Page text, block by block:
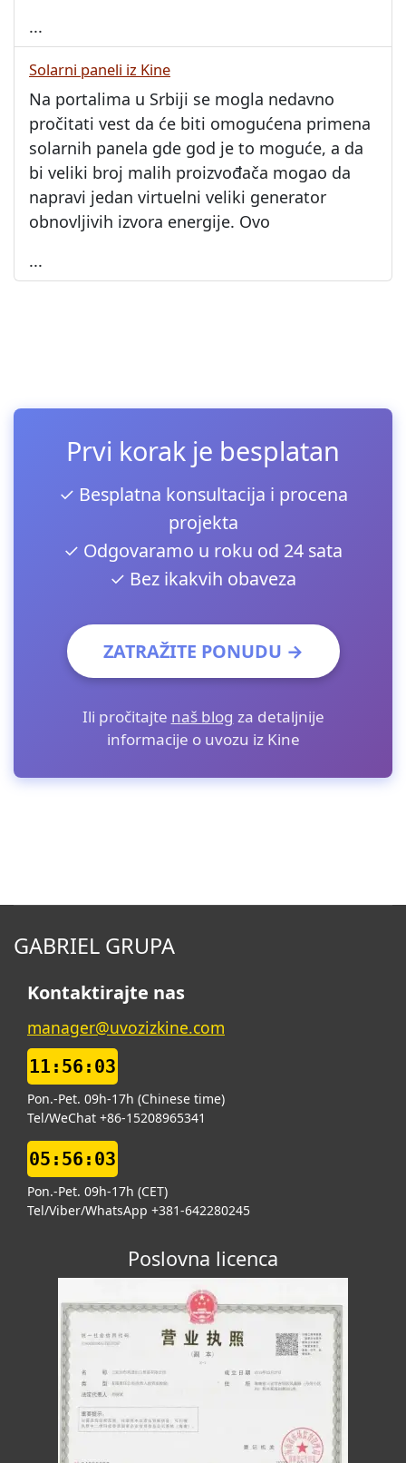
...
Solarni paneli iz Kine
Na portalima u Srbiji se mogla nedavno
pročitati vest da će biti omogućena primena
solarnih panela gde god je to moguće, a da
bi veliki broj malih proizvođača mogao da
napravi jedan virtuelni veliki generator
obnovljivih izvora energije. Ovo
...
Prvi korak je besplatan
✓ Besplatna konsultacija i procena
projekta
✓ Odgovaramo u roku od 24 sata
✓ Bez ikakvih obaveza
ZATRAŽITE PONUDU →
Ili pročitajte naš blog za detaljnije
informacije o uvozu iz Kine
GABRIEL GRUPA
Kontaktirajte nas
manager@uvozizkine.com
11:56:03
Pon.-Pet. 09h-17h (Chinese time)
Tel/WeChat +86-15208965341
05:56:03
Pon.-Pet. 09h-17h (CET)
Tel/Viber/WhatsApp +381-642280245
Poslovna licenca